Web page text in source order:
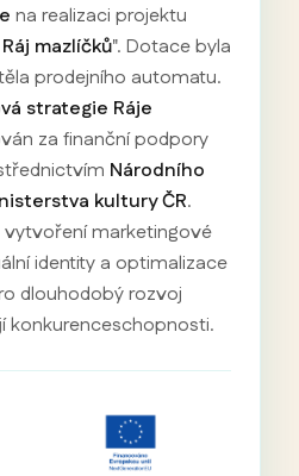
na realizaci projektu
mazlíčků". Dotace byla
prodejního automatu.
strategie Ráje
za finanční podpory
Národního
kultury ČR.
marketingové
identity a optimalizace
dlouhodobý rozvoj
konkurenceschopnosti.